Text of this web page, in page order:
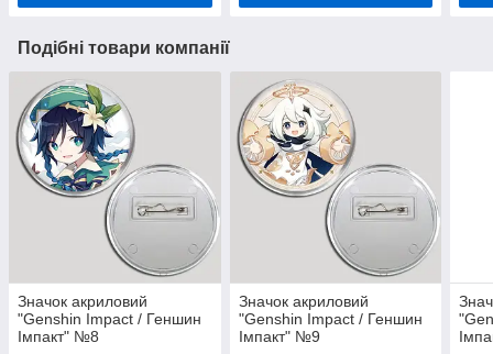
Подібні товари компанії
Значок акриловий
"Genshin Impact / Геншин
Імпакт" №8
Значок акриловий
"Genshin Impact / Геншин
Імпакт" №9